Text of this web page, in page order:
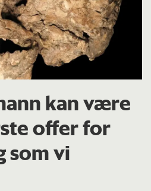
kan være
offer for
som vi